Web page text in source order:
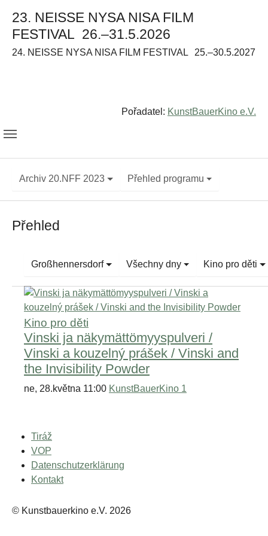
23. NEISSE NYSA NISA FILM
FESTIVAL 26.–31.5.2026
24. NEISSE NYSA NISA FILM FESTIVAL 25.–30.5.2027
Pořadatel: KunstBauerKino e.V.
Archiv 20.NFF 2023 Přehled programu
Přehled
Großhennersdorf Všechny dny Kino pro děti
Kino pro děti
Vinski ja näkymättömyyspulveri /
Vinski a kouzelný prášek / Vinski and
the Invisibility Powder
ne, 28.května 11:00 KunstBauerKino 1
Tiráž
VOP
Datenschutzerklärung
Kontakt
© Kunstbauerkino e.V. 2026